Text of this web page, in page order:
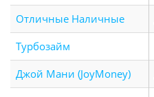
Отличные Наличные
Турбозайм
Джой Мани (JoyMoney)